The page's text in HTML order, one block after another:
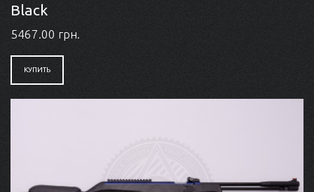
Black
5467.00 грн.
КУПИТЬ